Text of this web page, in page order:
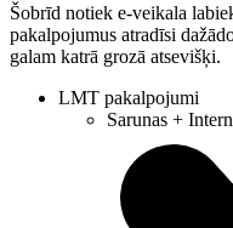
Šobrīd notiek e-veikala
pakalpojumus atradīsi
galam katrā grozā atsevišķi.
LMT pakalpojumi
Sarunas +